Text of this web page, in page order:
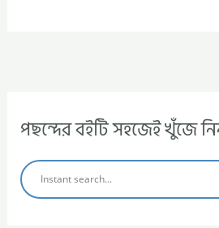
পছন্দের বইটি সহজেই খুঁজে